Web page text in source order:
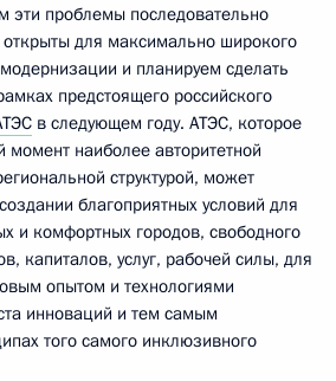
проблемы последовательно
для максимально широкого
и планируем сделать
предстоящего российского
в следующем году. АТЭС, которое
момент наиболее авторитетной
структурой, может
благоприятных условий для
и комфортных городов, свободного
капиталов, услуг, рабочей силы, для
опытом и технологиями
инноваций и тем самым
того самого инклюзивного